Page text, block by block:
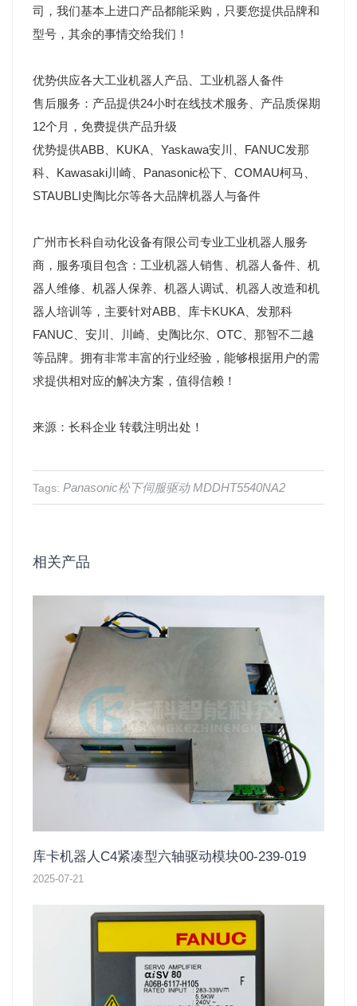
司，我们基本上进口产品都能采购，只要您提供品牌和
型号，其余的事情交给我们！
优势供应各大工业机器人产品、工业机器人备件
售后服务：产品提供24小时在线技术服务、产品质保期
12个月，免费提供产品升级
优势提供ABB、KUKA、Yaskawa安川、FANUC发那
科、Kawasaki川崎、Panasonic松下、COMAU柯马、
STAUBLI史陶比尔等各大品牌机器人与备件
广州市长科自动化设备有限公司专业工业机器人服务
商，服务项目包含：工业机器人销售、机器人备件、机
器人维修、机器人保养、机器人调试、机器人改造和机
器人培训等，主要针对ABB、库卡KUKA、发那科
FANUC、安川、川崎、史陶比尔、OTC、那智不二越
等品牌。拥有非常丰富的行业经验，能够根据用户的需
求提供相对应的解决方案，值得信赖！
来源：长科企业 转载注明出处！
Tags: Panasonic松下伺服驱动 MDDHT5540NA2
相关产品
库卡机器人C4紧凑型六轴驱动模块00-239-019
2025-07-21